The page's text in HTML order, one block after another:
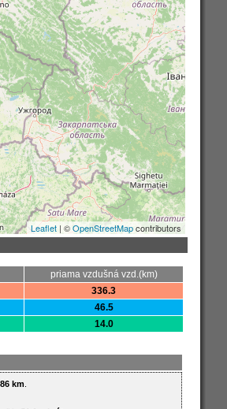
Leaflet | ©OpenStreetMapcontributors
priama vzdušná vzd.(km)
336.3
46.5
14.0
km